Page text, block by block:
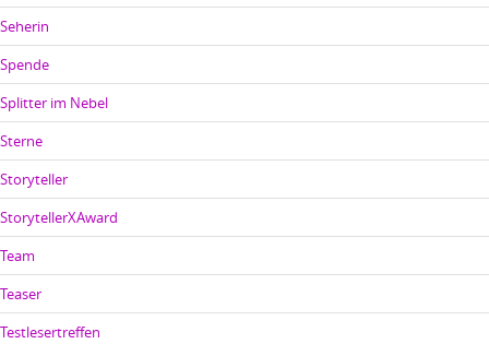
Seherin
Spende
Splitter im Nebel
Sterne
Storyteller
StorytellerXAward
Team
Teaser
Testlesertreffen